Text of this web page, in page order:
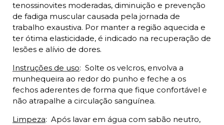
tenossinovites moderadas, diminuição e prevenção
de fadiga muscular causada pela jornada de
trabalho exaustiva. Por manter a região aquecida e
ter ótima elasticidade, é indicado na recuperação de
lesões e alívio de dores.
Instruções de uso: Solte os velcros, envolva a
munhequeira ao redor do punho e feche a os
fechos aderentes de forma que fique confortável e
não atrapalhe a circulação sanguínea.
Limpeza: Após lavar em água com sabão neutro,